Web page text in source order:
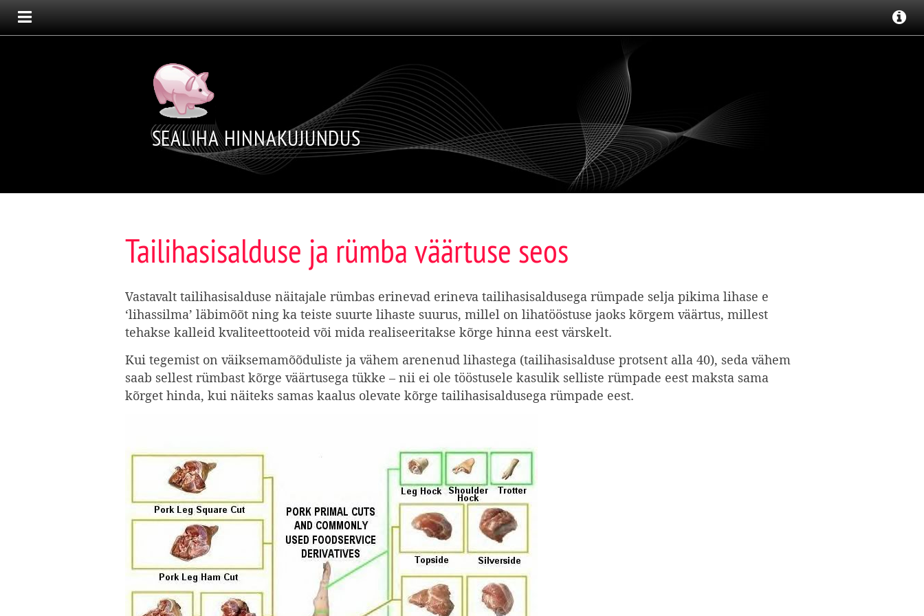
SEALIHA HINNAKUJUNDUS
Tailihasisalduse ja rümba väärtuse seos
Vastavalt tailihasisalduse näitajale rümbas erinevad erineva tailihasisaldusega rümpade selja pikima lihase e
‘lihassilma’ läbimõõt ning ka teiste suurte lihaste suurus, millel on lihatöös­tuse jaoks kõrgem väärtus, millest
tehakse kalleid kvaliteettooteid või mida realiseeritakse kõrge hinna eest värskelt.
Kui tegemist on väiksemamõõduliste ja vähem arenenud lihastega (tailihasisalduse protsent alla 40), seda vähem
saab sellest rümbast kõrge väärtusega tükke – nii ei ole tööstusele kasu­lik selliste rümpade eest maksta sama
kõrget hinda, kui näiteks samas kaalus olevate kõrge tailihasisaldusega rümpade eest.